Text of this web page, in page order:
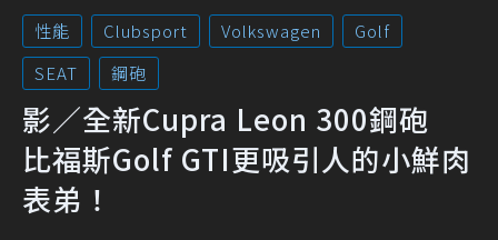
性能 Clubsport Volkswagen
Golf
SEAT
鋼砲
影／全新Cupra Leon 300鋼砲
比福斯Golf GTI更吸引人的小鮮肉
表弟！